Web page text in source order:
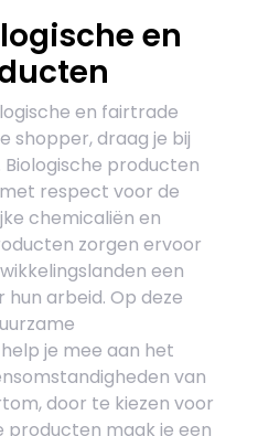
en
en fairtrade
shopper, draag je bij
producten
respect voor de
chemicaliën en
zorgen ervoor
een
hun arbeid. Op deze
je mee aan het
van
door te kiezen voor
producten maak je een